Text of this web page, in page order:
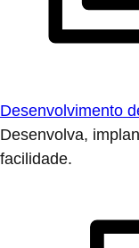
Desenvolvimento
Desenvolva,
facilidade.